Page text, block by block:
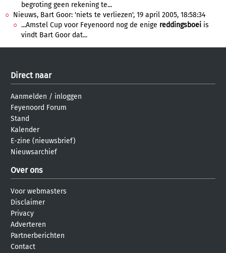
begroting geen rekening te...
Nieuws, Bart Goor: 'niets te verliezen', 19 april 2005, 18:58:34
...Amstel Cup voor Feyenoord nog de enige reddingsboei is
vindt Bart Goor dat...
Direct naar
Aanmelden / inloggen
Feyenoord Forum
Stand
Kalender
E-zine (nieuwsbrief)
Nieuwsarchief
Over ons
Voor webmasters
Disclaimer
Privacy
Adverteren
Partnerberichten
Contact